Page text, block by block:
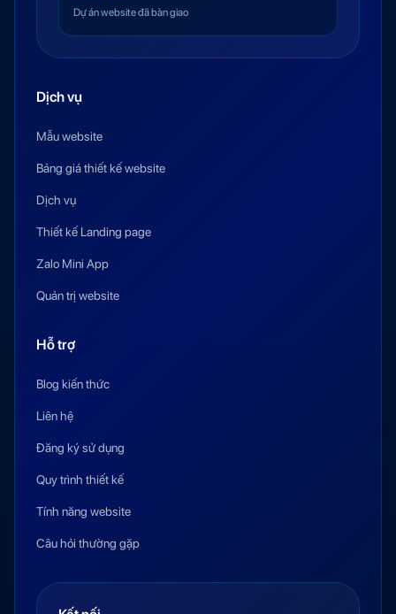
Dự án website đã bàn giao
Dịch vụ
Mẫu website
Bảng giá thiết kế website
Dịch vụ
Thiết kế Landing page
Zalo Mini App
Quản trị website
Hỗ trợ
Blog kiến thức
Liên hệ
Đăng ký sử dụng
Quy trình thiết kế
Tính năng website
Câu hỏi thường gặp